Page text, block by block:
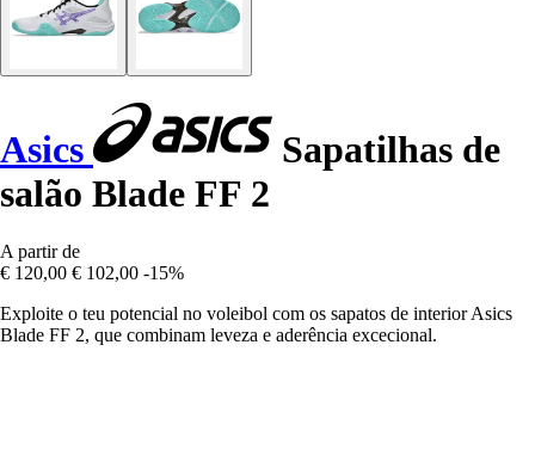
Asics
Sapatilhas de
salão Blade FF 2
A partir de
€ 120,00 € 102,00 -15%
Exploite o teu potencial no voleibol com os sapatos de interior Asics
Blade FF 2, que combinam leveza e aderência excecional.